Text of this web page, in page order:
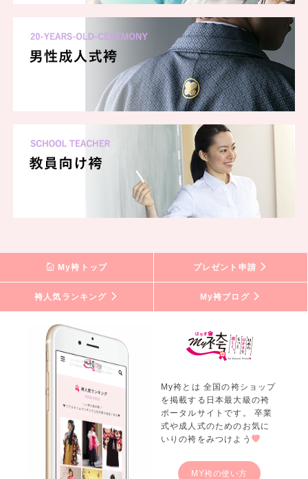
My袴トップ プレゼント申請
袴人気ランキング My袴ブログ
My袴とは 全国の袴ショップ
を掲載する日本最大級の袴
ポータルサイトです。 卒業
式や成人式のためのお気に
いりの袴をみつけよう
MY袴の使い方